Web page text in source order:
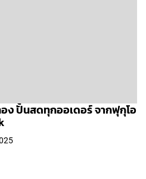
ง ปั้นสดทุกออเดอร์ จากฟุกุโอ